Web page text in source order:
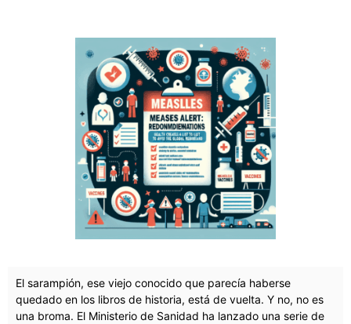
El sarampión, ese viejo conocido que parecía haberse
quedado en los libros de historia, está de vuelta. Y no, no es
una broma. El Ministerio de Sanidad ha lanzado una serie de